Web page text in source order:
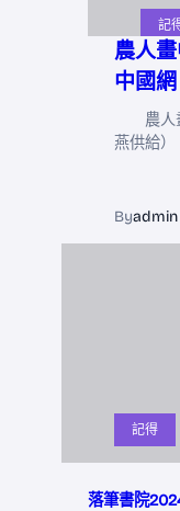
記
農人
中國網
農人畫
燕供給
Byadmin
記得
落筆書院